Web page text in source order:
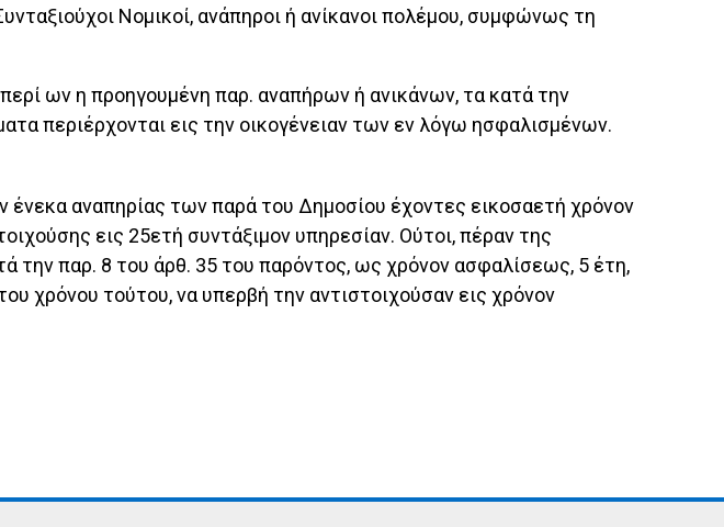
Νομικοί, ανάπηροι ή ανίκανοι πολέμου, συμφώνως τη
ων η προηγουμένη παρ. αναπήρων ή ανικάνων, τα κατά την
περιέρχονται εις την οικογένειαν των εν λόγω ησφαλισμένων.
ένεκα αναπηρίας των παρά του Δημοσίου έχοντες εικοσαετή χρόνον
εις 25ετή συντάξιμον υπηρεσίαν. Ούτοι, πέραν της
την παρ. 8 του άρθ. 35 του παρόντος, ως χρόνον ασφαλίσεως, 5 έτη,
χρόνου τούτου, να υπερβή την αντιστοιχούσαν εις χρόνον